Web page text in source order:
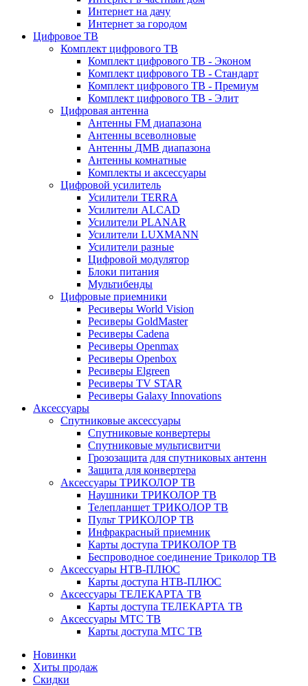
Интернет на дачу
Интернет за городом
Цифровое ТВ
Комплект цифрового ТВ
Комплект цифрового ТВ - Эконом
Комплект цифрового ТВ - Стандарт
Комплект цифрового ТВ - Премиум
Комплект цифрового ТВ - Элит
Цифровая антенна
Антенны FM диапазона
Антенны всеволновые
Антенны ДМВ диапазона
Антенны комнатные
Комплекты и аксессуары
Цифровой усилитель
Усилители TERRA
Усилители ALCAD
Усилители PLANAR
Усилители LUXMANN
Усилители разные
Цифровой модулятор
Блоки питания
Мультибенды
Цифровые приемники
Ресиверы World Vision
Ресиверы GoldMaster
Ресиверы Cadena
Ресиверы Openmax
Ресиверы Openbox
Ресиверы Elgreen
Ресиверы TV STAR
Ресиверы Galaxy Innovations
Аксессуары
Спутниковые аксессуары
Спутниковые конвертеры
Спутниковые мультисвитчи
Грозозащита для спутниковых антенн
Защита для конвертера
Аксессуары ТРИКОЛОР ТВ
Наушники ТРИКОЛОР ТВ
Телепланшет ТРИКОЛОР ТВ
Пульт ТРИКОЛОР ТВ
Инфракрасный приемник
Карты доступа ТРИКОЛОР ТВ
Беспроводное соединение Триколор ТВ
Аксессуары НТВ-ПЛЮС
Карты доступа НТВ-ПЛЮС
Аксессуары ТЕЛЕКАРТА ТВ
Карты доступа ТЕЛЕКАРТА ТВ
Аксессуары МТС ТВ
Карты доступа МТС ТВ
Новинки
Хиты продаж
Скидки